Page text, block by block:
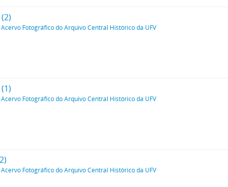
Acervo Fotográfico do Arquivo Central Histórico da UFV
Acervo Fotográfico do Arquivo Central Histórico da UFV
Acervo Fotográfico do Arquivo Central Histórico da UFV